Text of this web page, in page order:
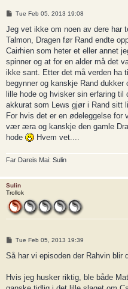
P
s
Tue Feb 05, 2013 19:08
Jeg vet ikke om noen av dere har
Talmon, Dragen før Rand endte
Cairhien som heter et eller annet
spinner og at for en alder må det
ikke sant. Etter det må verden ha
begynner og kanskje Rand
lille hode og hvisker sin erfaring
akkurat som Lews gjør i Rand sitt
For hvis det er en ødeleggelse
vær æra og kanskje den gamle
hode
Hvem vet....
Far Dareis Mai: Sulin
Sulin
Trollok
P
s
Tue Feb 05, 2013 19:39
Så har vi episoden der Rahvin blir
Hvis jeg husker riktig, ble både